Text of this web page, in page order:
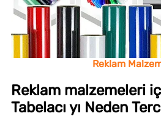
Reklam
Reklam malzemeleri
Tabelacı yı Neden